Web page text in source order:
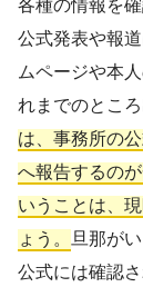
各種の情報を
公式発表や報
ムページや本
れまでのとこ
は、事務所の
へ報告するの
いうことは、
ょう。
旦那が
公式には確認さ